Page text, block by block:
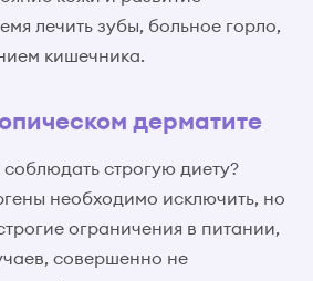
лечить зубы, больное горло,
кишечника.
дерматите
строгую диету?
необходимо исключить, но
ограничения в питании,
совершенно не